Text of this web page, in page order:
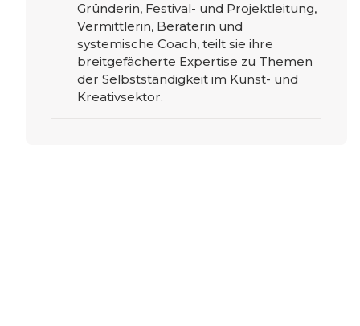
Gründerin, Festival- und Projektleitung,
Vermittlerin, Beraterin und
systemische Coach, teilt sie ihre
breitgefächerte Expertise zu Themen
der Selbstständigkeit im Kunst- und
Kreativsektor.